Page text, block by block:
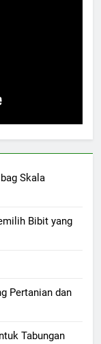
Skala
Bibit yang
Pertanian dan
Tabungan